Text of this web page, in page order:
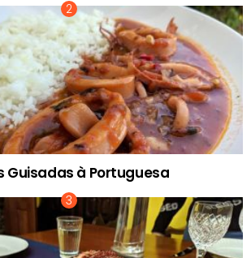
Guisadas à Portuguesa